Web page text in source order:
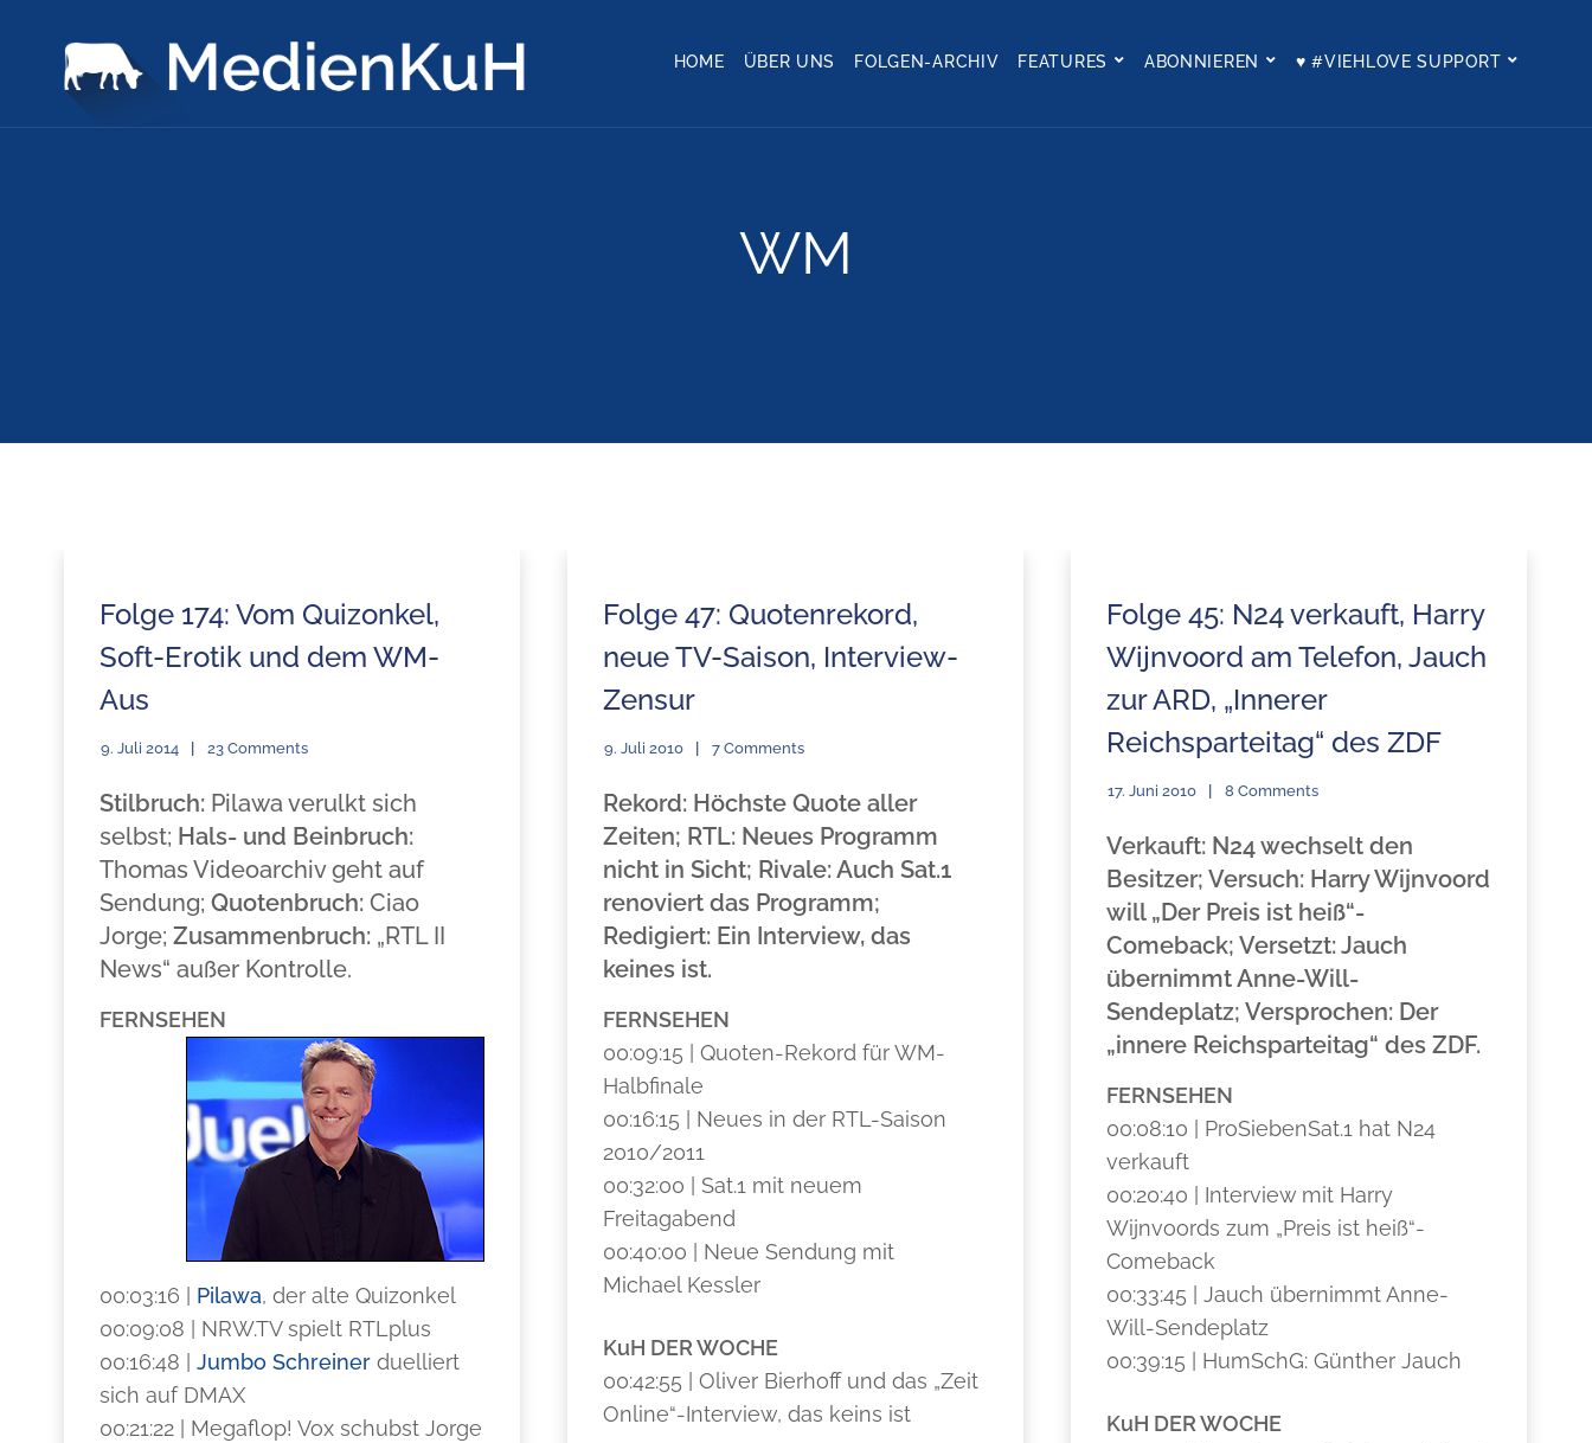
HOME ÜBER UNS FOLGEN-ARCHIV FEATURES ABONNIEREN ♥ #VIEHLOVE SUPPORT
WM
Folge 174: Vom Quizonkel,
Soft-Erotik und dem WM-
Aus
9. Juli 2014 23 Comments
Stilbruch: Pilawa verulkt sich
selbst; Hals- und Beinbruch:
Thomas Videoarchiv geht auf
Sendung; Quotenbruch: Ciao
Jorge; Zusammenbruch: „RTL II
News“ außer Kontrolle.
FERNSEHEN
00:03:16 | Pilawa, der alte Quizonkel
00:09:08 | NRW.TV spielt RTLplus
00:16:48 | Jumbo Schreinerduelliert
sich auf DMAX
00:21:22 | Megaflop! Vox schubst Jorge
Folge 47: Quotenrekord,
neue TV-Saison, Interview-
Zensur
9. Juli 2010 7 Comments
Rekord: Höchste Quote aller
Zeiten; RTL: Neues Programm
nicht in Sicht; Rivale: Auch Sat.1
renoviert das Programm;
Redigiert: Ein Interview, das
keines ist.
FERNSEHEN
00:09:15 | Quoten-Rekord für WM-
Halbfinale
00:16:15 | Neues in der RTL-Saison
2010/2011
00:32:00 | Sat.1 mit neuem
Freitagabend
00:40:00 | Neue Sendung mit
Michael Kessler
KuH DER WOCHE
00:42:55 | Oliver Bierhoff und das „Zeit
Online“-Interview, das keins ist
Folge 45: N24 verkauft, Harry
Wijnvoord am Telefon, Jauch
zur ARD, „Innerer
Reichsparteitag“ des ZDF
17. Juni 2010 8 Comments
Verkauft: N24 wechselt den
Besitzer; Versuch: Harry Wijnvoord
will „Der Preis ist heiß“-
Comeback; Versetzt: Jauch
übernimmt Anne-Will-
Sendeplatz; Versprochen: Der
„innere Reichsparteitag“ des ZDF.
FERNSEHEN
00:08:10 | ProSiebenSat.1 hat N24
verkauft
00:20:40 | Interview mit Harry
Wijnvoords zum „Preis ist heiß“-
Comeback
00:33:45 | Jauch übernimmt Anne-
Will-Sendeplatz
00:39:15 | HumSchG: Günther Jauch
KuH DER WOCHE